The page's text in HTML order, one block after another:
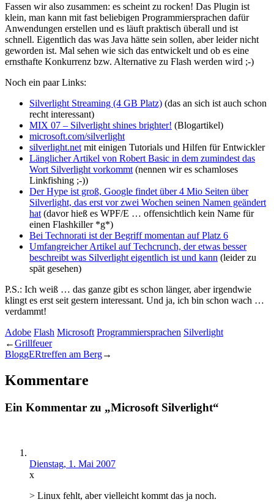
Fassen wir also zusammen: es scheint zu rocken! Das Plugin ist
klein, man kann mit fast beliebigen Programmiersprachen dafür
Anwendungen erstellen und es läuft praktisch überall und ist
schnell. Eigentlich das was Java hätte sein sollen, aber leider nicht
geworden ist. Mal sehen wie sich das entwickelt und ob es eine
ernsthafte Konkurrenz bzw. Alternative zu Flash werden wird ;-)
Noch ein paar Links:
Silverlight Streaming (4 GB Platz) (das an sich ist auch schon
recht interessant)
MIX 07 – Silverlight shines brighter! (Blogartikel)
microsoft.com/silverlight
silverlight.net mit einigen Tutorials und Hilfen für Entwickler
Länglicher Artikel von Robert Basic in dem zumindest das
Wort Silverlight vorkommt (nennen wir es schamloses
Linkfishing ;-))
Der Hype ist groß, Google findet über 4 Mio Seiten über
Silverlight, das erst vor zwei Wochen seinen Namen geändert
hat (davor hieß es WPF/E … offensichtlich kein Name für
einen Flashkiller *g*)
Bei Technorati ist der Begriff momentan auf Platz 6
Umfangreicher Artikel auf Techcrunch, der etwas besser
beschreibt was Silverlight eigentlich ist und kann (leider zu
spät gesehen)
P.S.: Ich weiß … das ganze gibt es schon länger, aber irgendwie
klingt es erst seit gestern interessant. Und ja, ich bin schon wach …
verdammt!
Adobe Flash Microsoft Programmiersprachen Silverlight
←Grillfeuer
BloggERtreffen am Berg→
Kommentare
Ein Kommentar zu „Microsoft Silverlight“
Dienstag, 1. Mai 2007
x
> Linux fehlt, aber vielleicht kommt das ja noch.